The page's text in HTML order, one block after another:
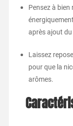
Pensez à bien
après ajout
Laissez
pour que la
arômes.